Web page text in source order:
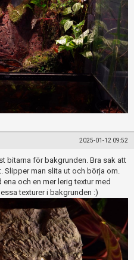
2025-01-12 09:52
bitarna för bakgrunden. Bra sak att
Slipper man slita ut och börja om.
och en mer lerig textur med
texturer i bakgrunden :)